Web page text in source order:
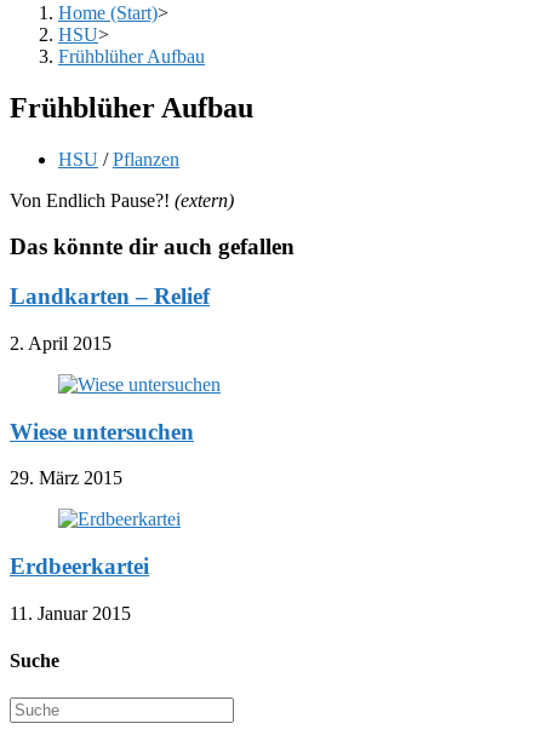
Home (Start)>
HSU>
Frühblüher Aufbau
Frühblüher Aufbau
Beitrags-
HSU / Pflanzen
Von Endlich Pause?! (extern)
Das könnte dir auch gefallen
Landkarten – Relief
2. April 2015
Wiese untersuchen
29. März 2015
Erdbeerkartei
11. Januar 2015
Suche
Suche
nach: